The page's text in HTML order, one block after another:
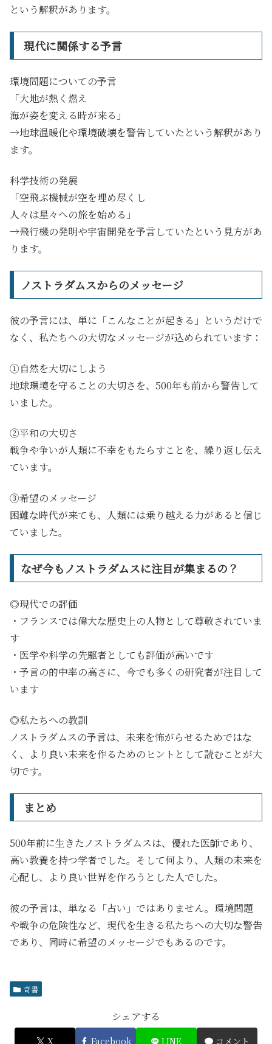
という解釈があります。
現代に関係する予言
環境問題についての予言
「大地が熱く燃え
海が姿を変える時が来る」
→地球温暖化や環境破壊を警告していたという解釈があり
ます。
科学技術の発展
「空飛ぶ機械が空を埋め尽くし
人々は星々への旅を始める」
→飛行機の発明や宇宙開発を予言していたという見方があ
ります。
ノストラダムスからのメッセージ
彼の予言には、単に「こんなことが起きる」というだけで
なく、私たちへの大切なメッセージが込められています：
①自然を大切にしよう
地球環境を守ることの大切さを、500年も前から警告して
いました。
②平和の大切さ
戦争や争いが人類に不幸をもたらすことを、繰り返し伝え
ています。
③希望のメッセージ
困難な時代が来ても、人類には乗り越える力があると信じ
ていました。
なぜ今もノストラダムスに注目が集まるの？
◎現代での評価
・フランスでは偉大な歴史上の人物として尊敬されていま
す
・医学や科学の先駆者としても評価が高いです
・予言の的中率の高さに、今でも多くの研究者が注目して
います
◎私たちへの教訓
ノストラダムスの予言は、未来を怖がらせるためではな
く、より良い未来を作るためのヒントとして読むことが大
切です。
まとめ
500年前に生きたノストラダムスは、優れた医師であり、
高い教養を持つ学者でした。そして何より、人類の未来を
心配し、より良い世界を作ろうとした人でした。
彼の予言は、単なる「占い」ではありません。環境問題
や戦争の危険性など、現代を生きる私たちへの大切な警告
であり、同時に希望のメッセージでもあるのです。
奇書
シェアする
X Facebook LINE コメント